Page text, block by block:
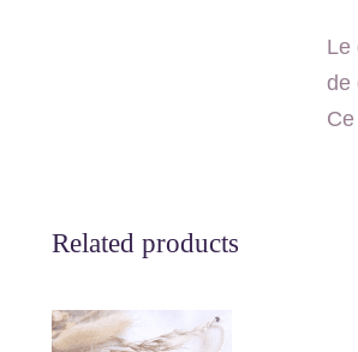
Le
de
Related products